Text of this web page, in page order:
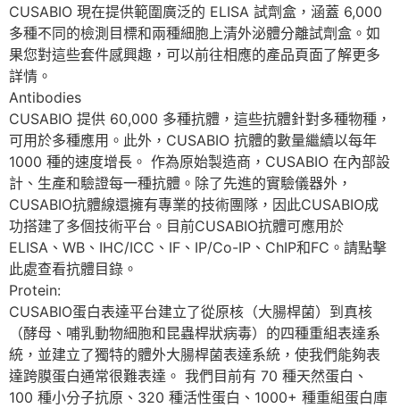
CUSABIO 現在提供範圍廣泛的 ELISA 試劑盒，涵蓋 6,000
多種不同的檢測目標和兩種細胞上清外泌體分離試劑盒。如
果您對這些套件感興趣，可以前往相應的產品頁面了解更多
詳情。
Antibodies
CUSABIO 提供 60,000 多種抗體，這些抗體針對多種物種，
可用於多種應用。此外，CUSABIO 抗體的數量繼續以每年
1000 種的速度增長。 作為原始製造商，CUSABIO 在內部設
計、生產和驗證每一種抗體。除了先進的實驗儀器外，
CUSABIO抗體線還擁有專業的技術團隊，因此CUSABIO成
功搭建了多個技術平台。目前CUSABIO抗體可應用於
ELISA、WB、IHC/ICC、IF、IP/Co-IP、ChIP和FC。請點擊
此處查看抗體目錄。
Protein:
CUSABIO蛋白表達平台建立了從原核（大腸桿菌）到真核
（酵母、哺乳動物細胞和昆蟲桿狀病毒）的四種重組表達系
統，並建立了獨特的體外大腸桿菌表達系統，使我們能夠表
達跨膜蛋白通常很難表達。 我們目前有 70 種天然蛋白、
100 種小分子抗原、320 種活性蛋白、1000+ 種重組蛋白庫